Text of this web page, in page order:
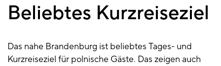
Beliebtes Kurzreiseziel
Das nahe Brandenburg ist beliebtes Tages- und
Kurzreiseziel für polnische Gäste. Das zeigen auch